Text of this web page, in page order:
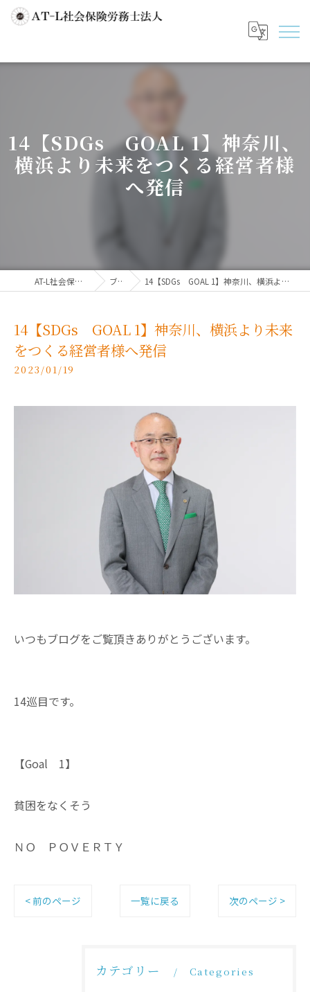
14【SDGs GOAL 1】神奈川、
横浜より未来をつくる経営者様
へ発信
AT-L社会保険労務士法人 ブログ 14【SDGs GOAL 1】神奈川、横浜より未来をつくる経営者様へ発信
14【SDGs GOAL 1】神奈川、横浜より未来
をつくる経営者様へ発信
2023/01/19
いつもブログをご覧頂きありがとうございます。
14巡目です。
【Goal 1】
貧困をなくそう
ＮＯ ＰＯＶＥＲＴＹ
< 前のページ 一覧に戻る 次のページ >
カテゴリー Categories